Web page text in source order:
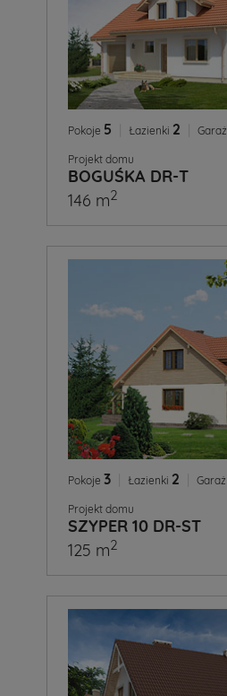
Pokoje 5 Łazienki 2 Garaż
Projekt domu
BOGUŚKA DR-T
146 m2
Pokoje 3 Łazienki 2 Garaż
Projekt domu
SZYPER 10 DR-ST
125 m2